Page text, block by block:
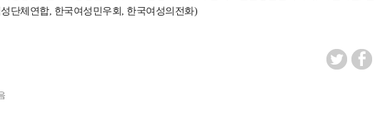
단체연합, 한국여성민우회, 한국여성의전화)